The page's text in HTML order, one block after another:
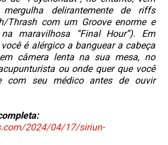
delirantemente de riffs
Thrash com um Groove enorme e
maravilhosa “Final Hour”). Em
é alérgico a banguear a cabeça
câmera lenta na sua mesa, no
ou onde quer que você
com seu médico antes de ouvir
2024/04/17/siriun-